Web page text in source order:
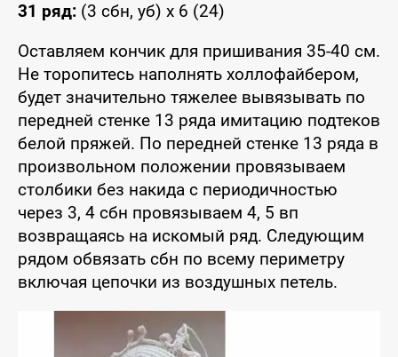
31 ряд: (3 сбн, уб) x 6 (24)
Оставляем кончик для пришивания 35-40 см.
Не торопитесь наполнять холлофайбером,
будет значительно тяжелее вывязывать по
передней стенке 13 ряда имитацию подтеков
белой пряжей. По передней стенке 13 ряда в
произвольном положении провязываем
столбики без накида с периодичностью
через 3, 4 сбн провязываем 4, 5 вп
возвращаясь на искомый ряд. Следующим
рядом обвязать сбн по всему периметру
включая цепочки из воздушных петель.